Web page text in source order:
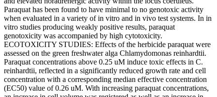
Paraquat has been found to have minimal to no genotoxic activity
when evaluated in a variety of in vitro and in vivo test systems. In in
vitro studies producing weakly positive results, paraquat
genotoxicity was accompanied by high cytotoxicity.
ECOTOXICITY STUDIES: Effects of the herbicide paraquat were
assessed on the green freshwater alga Chlamydomonas reinhardtii.
Paraquat concentrations above 0.25 uM induce toxic effects in C.
reinhardtii, reflected in a significantly reduced growth rate and cell
concentration with a corresponding median effective concentration
(EC50) value of 0.26 uM. With increasing paraquat concentrations,